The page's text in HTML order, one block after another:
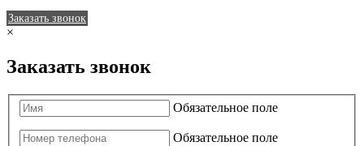
Заказать звонок
×
Заказать звонок
Обязательное поле
Обязательное поле